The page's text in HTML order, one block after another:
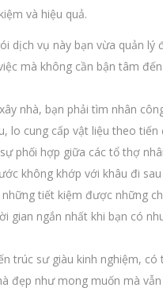
và hiệu quả.
dịch vụ này bạn vừa quản
mà không cần bận tâm
nhà, bạn phải tìm nhân
lo cung cấp vật liệu theo
phối hợp giữa các tổ thợ
không khớp với khâu đi
tiết kiệm được những
gian ngắn nhất khi bạn có
trúc sư giàu kinh nghiệm,
đẹp như mong muốn mà